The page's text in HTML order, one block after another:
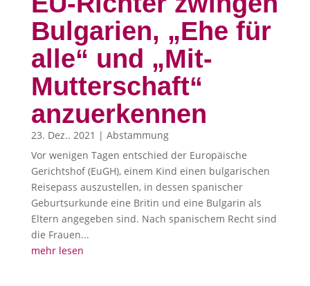
Bulgarien, „Ehe für
alle“ und „Mit-
Mutterschaft“
anzuerkennen
23. Dez.. 2021 | Abstammung
Vor wenigen Tagen entschied der Europäische
Gerichtshof (EuGH), einem Kind einen bulgarischen
Reisepass auszustellen, in dessen spanischer
Geburtsurkunde eine Britin und eine Bulgarin als
Eltern angegeben sind. Nach spanischem Recht sind
die Frauen...
mehr lesen